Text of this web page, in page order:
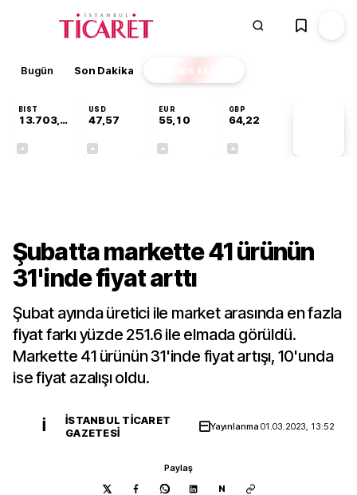
Bugün Son Dakika Finans EKSTRA
BIST
13.703,13
USD
47,57
EUR
55,10
GBP
64,22
Şubatta markette 41 ürünün
31'inde fiyat arttı
Şubat ayında üretici ile market arasında en fazla
fiyat farkı yüzde 251.6 ile elmada görüldü.
Markette 41 ürünün 31'inde fiyat artışı, 10'unda
ise fiyat azalışı oldu.
İ
İSTANBUL TICARET
GAZETESI
Yayınlanma01.03.2023, 13:52
Paylaş
N